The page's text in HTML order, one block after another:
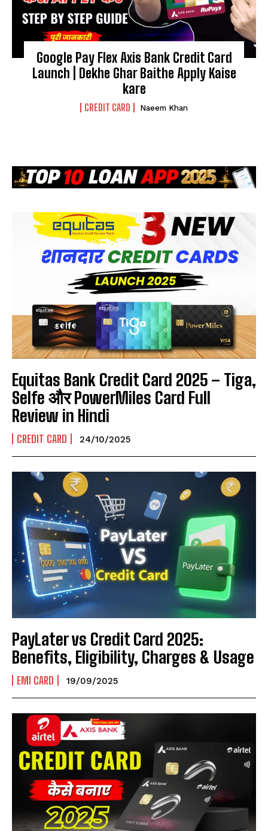
Google Pay Flex Axis Bank Credit Card
Launch | Dekhe Ghar Baithe Apply Kaise
kare
CREDIT CARD Naeem Khan
Equitas Bank Credit Card 2025 – Tiga,
Selfe और PowerMiles Card Full
Review in Hindi
CREDIT CARD 24/10/2025
PayLater vs Credit Card 2025:
Benefits, Eligibility, Charges & Usage
EMI CARD 19/09/2025